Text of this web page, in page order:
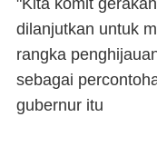
"Kita komit
dilanjutkan untuk
rangka
sebagai
gubernur itu